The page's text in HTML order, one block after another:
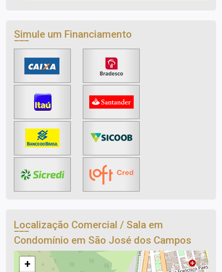
Simule um Financiamento
Localização Comercial / Sala em
Condomínio em São José dos Campos
+